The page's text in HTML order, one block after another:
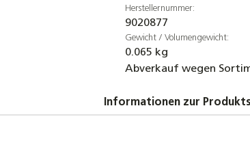
Herstellernummer:
9020877
Gewicht / Volumengewicht:
0.065 kg
Abverkauf wegen
Informationen zur